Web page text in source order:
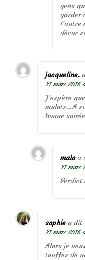
gens
garder
l’autre
décor
jacqueline.
21 mars 2016
J’espère
mulots…A
Bonne soirée
malo a
21 mars
Verdict
sophie a dit
21 mars 2016
Alors je
touffes de